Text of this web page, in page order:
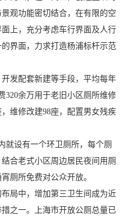
观功能密切结合，在有限的空
上，充分考虑车行界面及人行
界面，力求打造杨浦标杆示范
发配套新建等手段，平均每年
320余万用于老旧小区厕所维修
维修改建98座，配置男女残疾
就设有一个环卫厕所，每个厕
合老式小区周边居民夜间用厕
厕所免费对公众开放。
局中，增加第三卫生间成为近
之一。上海市开放公厕总量已